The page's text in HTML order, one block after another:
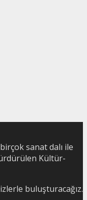
sanat dalı ile
Kültür-
buluşturacağız.